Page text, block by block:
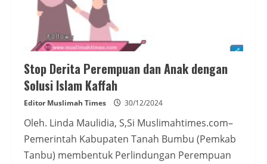
Stop Derita Perempuan dan Anak dengan
Solusi Islam Kaffah
Editor Muslimah Times 30/12/2024
Oleh. Linda Maulidia, S,Si Muslimahtimes.com–
Pemerintah Kabupaten Tanah Bumbu (Pemkab
Tanbu) membentuk Perlindungan Perempuan